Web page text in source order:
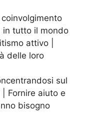
in tutto il mondo
attivo |
delle loro
sul
Fornire aiuto e
bisogno